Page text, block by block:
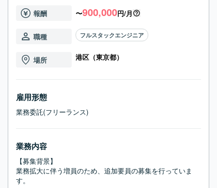
報酬 〜900,000円/月
職種 フルスタックエンジニア
場所 港区（東京都）
雇用形態
業務委託(フリーランス)
業務内容
【募集背景】
業務拡大に伴う増員のため、追加要員の募集を行っていま
す。